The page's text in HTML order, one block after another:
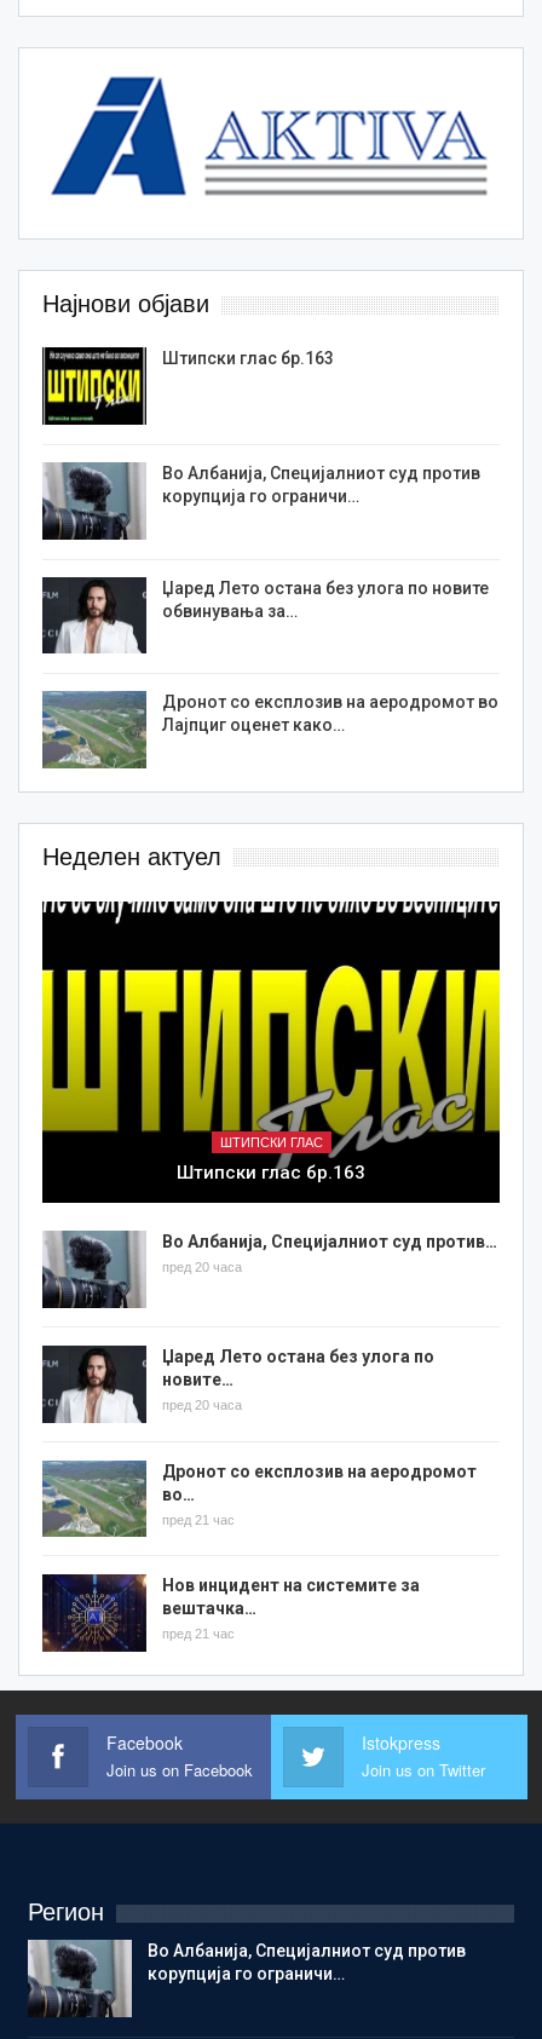
Најнови објави
Штипски глас бр.163
Во Албанија, Специјалниот суд против
корупција го ограничи…
Џаред Лето остана без улога по новите
обвинувања за…
Дронот со експлозив на аеродромот во
Лајпциг оценет како…
Неделен актуел
ШТИПСКИ ГЛАС
Штипски глас бр.163
Во Албанија, Специјалниот суд против…
пред 20 часа
Џаред Лето остана без улога по
новите…
пред 20 часа
Дронот со експлозив на аеродромот
во…
пред 21 час
Нов инцидент на системите за
вештачка…
пред 21 час
Facebook
Join us on Facebook
Istokpress
Join us on Twitter
Регион
Во Албанија, Специјалниот суд против
корупција го ограничи…